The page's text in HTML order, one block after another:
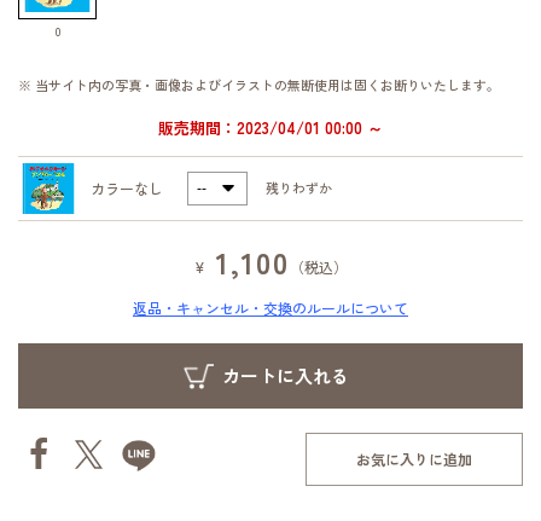
0
※ 当サイト内の写真・画像およびイラストの無断使用は固くお断りいたします。
販売期間：2023/04/01 00:00 ～
カラーなし 残りわずか
¥ 1,100
（税込）
返品・キャンセル・交換のルールについて
お気に入りに追加